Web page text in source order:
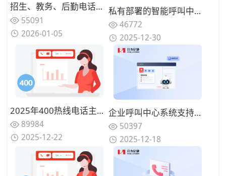
招生、教务、后勤电话混在一起，高校热线电话为何总是“谁都不满意”？
55091
2026-01-05
私有部署的智能呼叫中心系统成本构成是什么？一次性投入 vs 长期运维
46772
2025-12-30
2025年400热线电话主流厂商推荐：背靠运营商资源、服务最可靠的公司盘点
89984
2025-12-22
企业呼叫中心系统支持云端部署吗？两种部署模式对比
50397
2025-12-18